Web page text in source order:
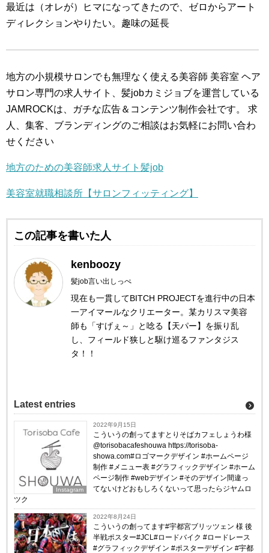
最近は（オレが）ヒマになってきたので、ゼロからアート
ディレクションやりたい。趣味の延長
地方の小規模サロンでも無理なく使える美容師 美容室 ヘア
サロン専門の求人サイト、髪jobカミジョブを運営している
JAMROCKは、ガチな広告＆コンテンツ制作会社です。
求
人、集客、ブランディングのご相談はお気軽にお問い合わ
せください
地方のための美容師求人サイト髪job
美容室就職相談所【サロンフィッティング】
この記事を書いた人
kenboozy
髪job言い出しっぺ
現在も一貫してBITCH PROJECTを進行中の日本
一アイマールなクリエーター。某カリスマ美容
師も「すげぇ～」と唸る【天パー】を振り乱
し、フィールド狭しと駆け巡るファンタジス
タ！！
Latest entries
Instagram
2022年9月15日
こういうの創ってますとりそばカフェしょうわ様
@torisobacafeshouwa https://torisoba-
showa.com#ロゴマークデザイン #ホームページ
制作 #メニュー表 #グラフィックデザイン #ホーム
ページ制作 #webデザイン #そのデザイン間違っ
てないけどおもしろくないって思ったらジヤムロ
ツク
2022年8月24日
こういうの創ってます#宇都宮ブリッツェン 様 後
半戦ポスター#JCL#ロードバイク #ロードレース
#グラフィックデザイン #ポスターデザイン #宇都